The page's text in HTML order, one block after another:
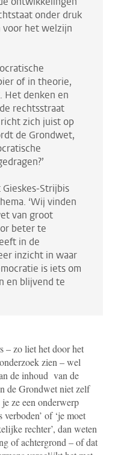
onder druk
het welzijn
of in theorie,
Het denken en
rechtsstraat
zich juist op
de Grondwet,
Strijbis
‘Wij vinden
van groot
beter te
in de
inzicht in waar
is iets om
en blijvend te
– zo liet het door het
zien – wel
de inhoud van de
de Grondwet niet zelf
je ze een onderwerp
of ‘je moet
rechter’, dan weten
of achtergrond – of dat